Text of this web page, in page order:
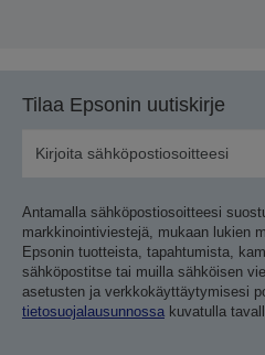
Tilaa Epsonin uutiskirje
Antamalla sähköpostiosoitteesi
markkinointiviestejä, mukaan lukien
Epsonin tuotteista, tapahtumista,
sähköpostitse tai muilla sähköisen
asetusten ja verkkokäyttäytymisesi
tietosuojalausunnossa kuvatulla